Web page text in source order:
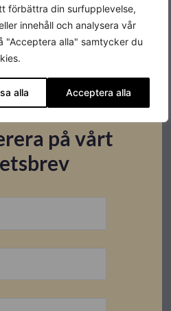
förbättra din surfupplevelse,
innehåll och analysera vår
"Acceptera alla" samtycker du
alla Acceptera alla
Grå
st
på vårt